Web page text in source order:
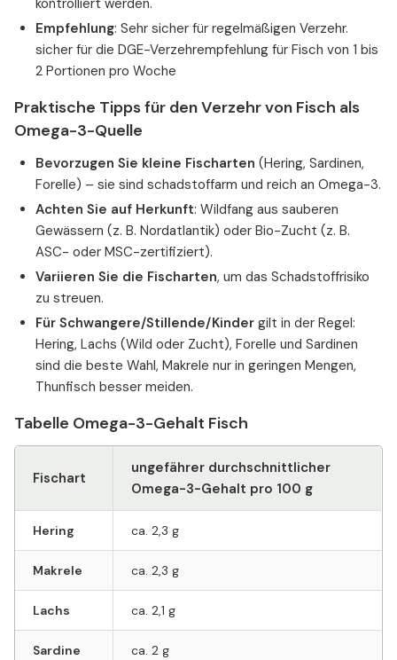
kontrolliert werden.
Empfehlung: Sehr sicher für regelmäßigen Verzehr.
sicher für die DGE-Verzehrempfehlung für Fisch von 1 bis
2 Portionen pro Woche
Praktische Tipps für den Verzehr von Fisch als
Omega-3-Quelle
Bevorzugen Sie kleine Fischarten (Hering, Sardinen,
Forelle) – sie sind schadstoffarm und reich an Omega-3.
Achten Sie auf Herkunft: Wildfang aus sauberen
Gewässern (z. B. Nordatlantik) oder Bio-Zucht (z. B.
ASC- oder MSC-zertifiziert).
Variieren Sie die Fischarten, um das Schadstoffrisiko
zu streuen.
Für Schwangere/Stillende/Kinder gilt in der Regel:
Hering, Lachs (Wild oder Zucht), Forelle und Sardinen
sind die beste Wahl, Makrele nur in geringen Mengen,
Thunfisch besser meiden.
Tabelle Omega-3-Gehalt Fisch
Fischart
ungefährer durchschnittlicher
Omega-3-Gehalt pro 100 g
Hering ca. 2,3 g
Makrele ca. 2,3 g
Lachs ca. 2,1 g
Sardine ca. 2 g